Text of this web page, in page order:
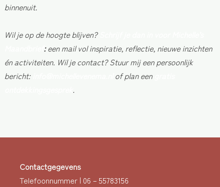
binnenuit.
Wil je op de hoogte blijven?
:een mail vol inspiratie, reflectie, nieuwe inzichten
én activiteiten. Wil je contact? Stuur mij een persoonlijk
bericht:
of plan een
.
Contactgegevens
Telefoonnummer | 06 – 55783156